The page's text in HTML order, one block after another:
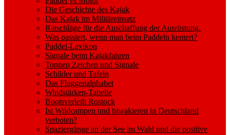
Die Geschichte des Kajak
Das Kajak im Militäreinsatz
Ratschläge für die Anschaffung der Ausrüstung.
Was passiert, wenn man beim Paddeln kentert?
Paddel-Lexikon
Signale beim Kajakfahren
Tonnen Zeichen und Signale
Schilder und Tafeln
Das Flaggenalphabet
Windstärken-Tabelle
Bootsverleih Rostock
Ist Wildcampen und biwakieren in Deutschland
verboten?
Spaziergänge an der See im Wald und die positive